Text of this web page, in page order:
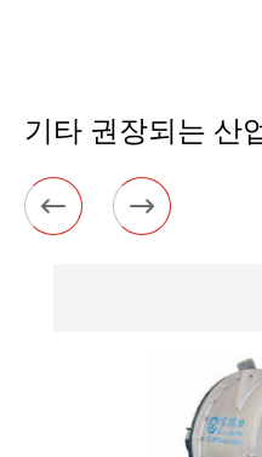
기타 권장되는 산
 